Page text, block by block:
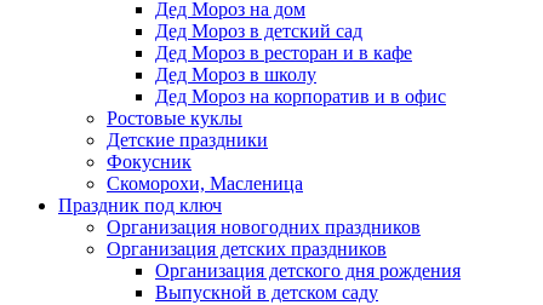
Дед Мороз на дом
Дед Мороз в детский сад
Дед Мороз в ресторан и в кафе
Дед Мороз в школу
Дед Мороз на корпоратив и в офис
Ростовые куклы
Детские праздники
Фокусник
Скоморохи, Масленица
Праздник под ключ
Организация новогодних праздников
Организация детских праздников
Организация детского дня рождения
Выпускной в детском саду